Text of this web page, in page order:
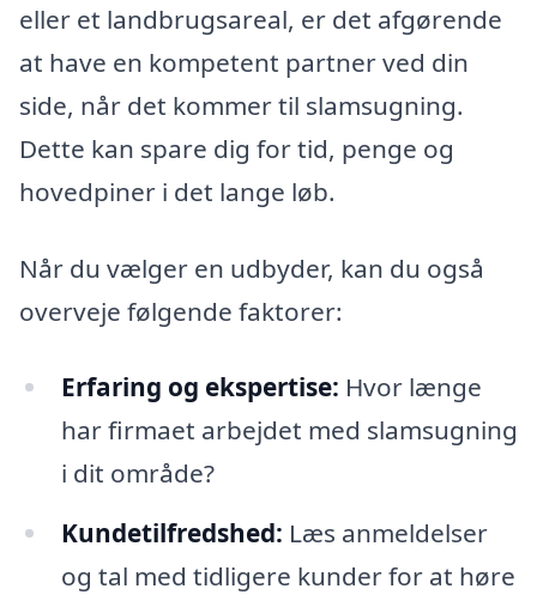
eller et landbrugsareal, er det afgørende
at have en kompetent partner ved din
side, når det kommer til slamsugning.
Dette kan spare dig for tid, penge og
hovedpiner i det lange løb.
Når du vælger en udbyder, kan du også
overveje følgende faktorer:
Erfaring og ekspertise: Hvor længe
har firmaet arbejdet med slamsugning
i dit område?
Kundetilfredshed: Læs anmeldelser
og tal med tidligere kunder for at høre